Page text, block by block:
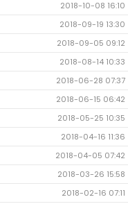
2018-10-08 16:10
2018-09-19 13:30
2018-09-05 09:12
2018-08-14 10:33
2018-06-28 07:37
2018-06-15 06:42
2018-05-25 10:35
2018-04-16 11:36
2018-04-05 07:42
2018-03-26 15:58
2018-02-16 07:11